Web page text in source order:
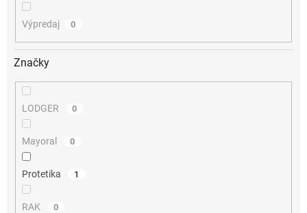
Výpredaj 0
Značky
LODGER 0
Mayoral 0
Protetika 1
RAK 0